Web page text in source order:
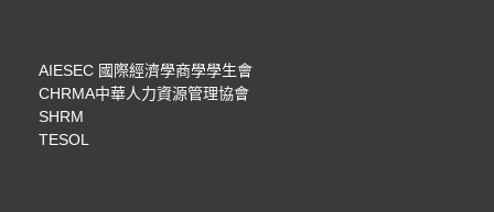
AIESEC 國際經濟學商學學生會
CHRMA中華人力資源管理協會
SHRM
TESOL